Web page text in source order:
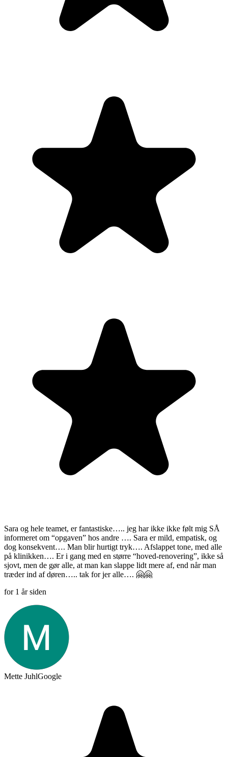
Sara og hele teamet, er fantastiske….. jeg har ikke ikke følt mig SÅ
informeret om “opgaven” hos andre …. Sara er mild, empatisk, og
dog konsekvent…. Man blir hurtigt tryk…. Afslappet tone, med alle
på klinikken…. Er i gang med en større “hoved-renovering”, ikke så
sjovt, men de gør alle, at man kan slappe lidt mere af, end når man
træder ind af døren….. tak for jer alle…. 🤗🤗
for 1 år siden
Mette JuhlGoogle